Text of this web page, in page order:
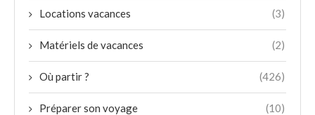
Locations vacances (3)
Matériels de vacances (2)
Où partir ? (426)
Préparer son voyage (10)